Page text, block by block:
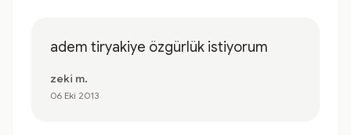
adem tiryakiye özgürlük istiyorum
zeki m.
06 Eki 2013